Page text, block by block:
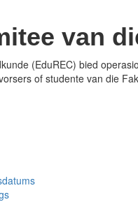
van
(EduREC) bied
of studente van die